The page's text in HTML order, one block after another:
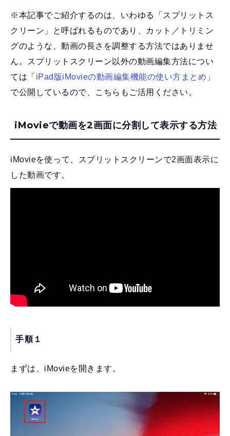
※本記事でご紹介するのは、いわゆる「スプリットス
クリーン」と呼ばれるものであり、カット／トリミン
グのような、動画の長さを調整する方法ではありませ
ん 。スプリットスクリーン以外の動画編集方法につい
ては「 iPad版iMovieの動画編集機能の使い方まとめ 」
で公開しているので、こちらもご活用ください。
iMovieで動画を2画面に分割して表示する方法
iMovieを使って、スプリットスクリーンで2画面表示に
した動画です。
手順１
まずは、iMovieを開きます。